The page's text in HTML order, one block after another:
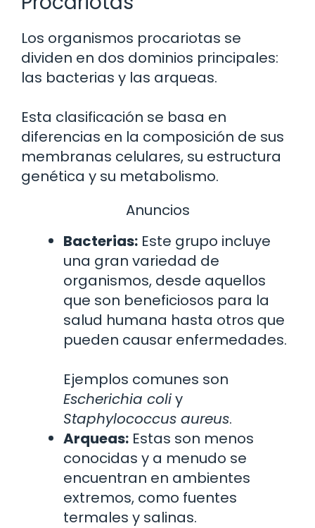
Los organismos procariotas se
dividen en dos dominios principales:
las bacterias y las arqueas.
Esta clasificación se basa en
diferencias en la composición de sus
membranas celulares, su estructura
genética y su metabolismo.
Anuncios
Bacterias: Este grupo incluye
una gran variedad de
organismos, desde aquellos
que son beneficiosos para la
salud humana hasta otros que
pueden causar enfermedades.
Ejemplos comunes son
Escherichia coliy
Staphylococcus aureus.
Arqueas: Estas son menos
conocidas y a menudo se
encuentran en ambientes
extremos, como fuentes
termales y salinas.